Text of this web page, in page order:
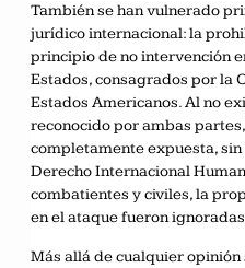
También se han vulnerado
jurídico internacional: la
principio de no intervención
Estados, consagrados por la
Estados Americanos. Al no
reconocido por ambas
completamente expuesta,
Derecho Internacional
combatientes y civiles, la
en el ataque fueron
Más allá de cualquier